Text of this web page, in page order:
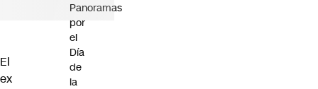
El
ex
Panoramas
por
el
Día
de
la